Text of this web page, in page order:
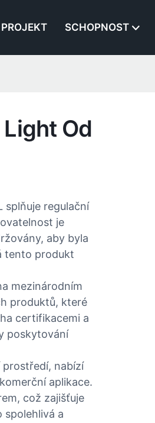
PROJEKT SCHOPNOST
Od
splňuje regulační
je
aby byla
tento produkt
mezinárodním
produktů, které
certifikacemi a
poskytování
prostředí, nabízí
aplikace.
což zajišťuje
spolehlivá a